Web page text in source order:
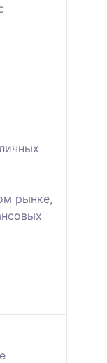
рынке,